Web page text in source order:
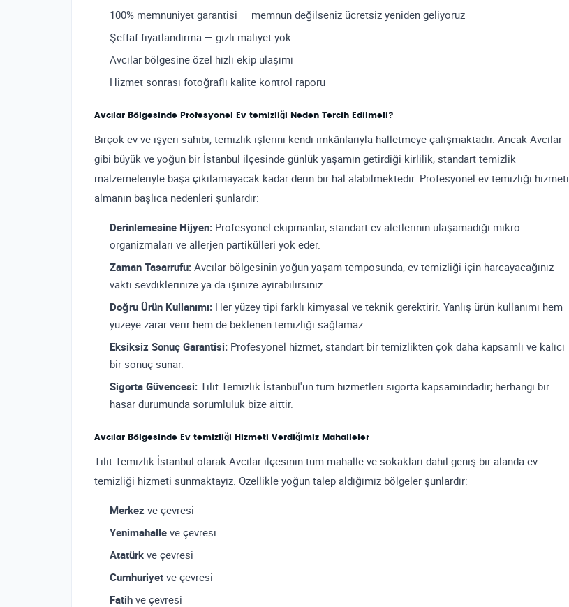
100% memnuniyet garantisi — memnun değilseniz ücretsiz yeniden geliyoruz
Şeffaf fiyatlandırma — gizli maliyet yok
Avcılar bölgesine özel hızlı ekip ulaşımı
Hizmet sonrası fotoğraflı kalite kontrol raporu
Avcılar Bölgesinde Profesyonel Ev temizliği Neden Tercih Edilmeli?
Birçok ev ve işyeri sahibi, temizlik işlerini kendi imkânlarıyla halletmeye çalışmaktadır. Ancak Avcılar
gibi büyük ve yoğun bir İstanbul ilçesinde günlük yaşamın getirdiği kirlilik, standart temizlik
malzemeleriyle başa çıkılamayacak kadar derin bir hal alabilmektedir. Profesyonel ev temizliği hizmeti
almanın başlıca nedenleri şunlardır:
Derinlemesine Hijyen: Profesyonel ekipmanlar, standart ev aletlerinin ulaşamadığı mikro
organizmaları ve allerjen partikülleri yok eder.
Zaman Tasarrufu: Avcılar bölgesinin yoğun yaşam temposunda, ev temizliği için harcayacağınız
vakti sevdiklerinize ya da işinize ayırabilirsiniz.
Doğru Ürün Kullanımı: Her yüzey tipi farklı kimyasal ve teknik gerektirir. Yanlış ürün kullanımı hem
yüzeye zarar verir hem de beklenen temizliği sağlamaz.
Eksiksiz Sonuç Garantisi: Profesyonel hizmet, standart bir temizlikten çok daha kapsamlı ve kalıcı
bir sonuç sunar.
Sigorta Güvencesi: Tilit Temizlik İstanbul'un tüm hizmetleri sigorta kapsamındadır; herhangi bir
hasar durumunda sorumluluk bize aittir.
Avcılar Bölgesinde Ev temizliği Hizmeti Verdiğimiz Mahalleler
Tilit Temizlik İstanbul olarak Avcılar ilçesinin tüm mahalle ve sokakları dahil geniş bir alanda ev
temizliği hizmeti sunmaktayız. Özellikle yoğun talep aldığımız bölgeler şunlardır:
Merkez ve çevresi
Yenimahalle ve çevresi
Atatürk ve çevresi
Cumhuriyet ve çevresi
Fatih ve çevresi